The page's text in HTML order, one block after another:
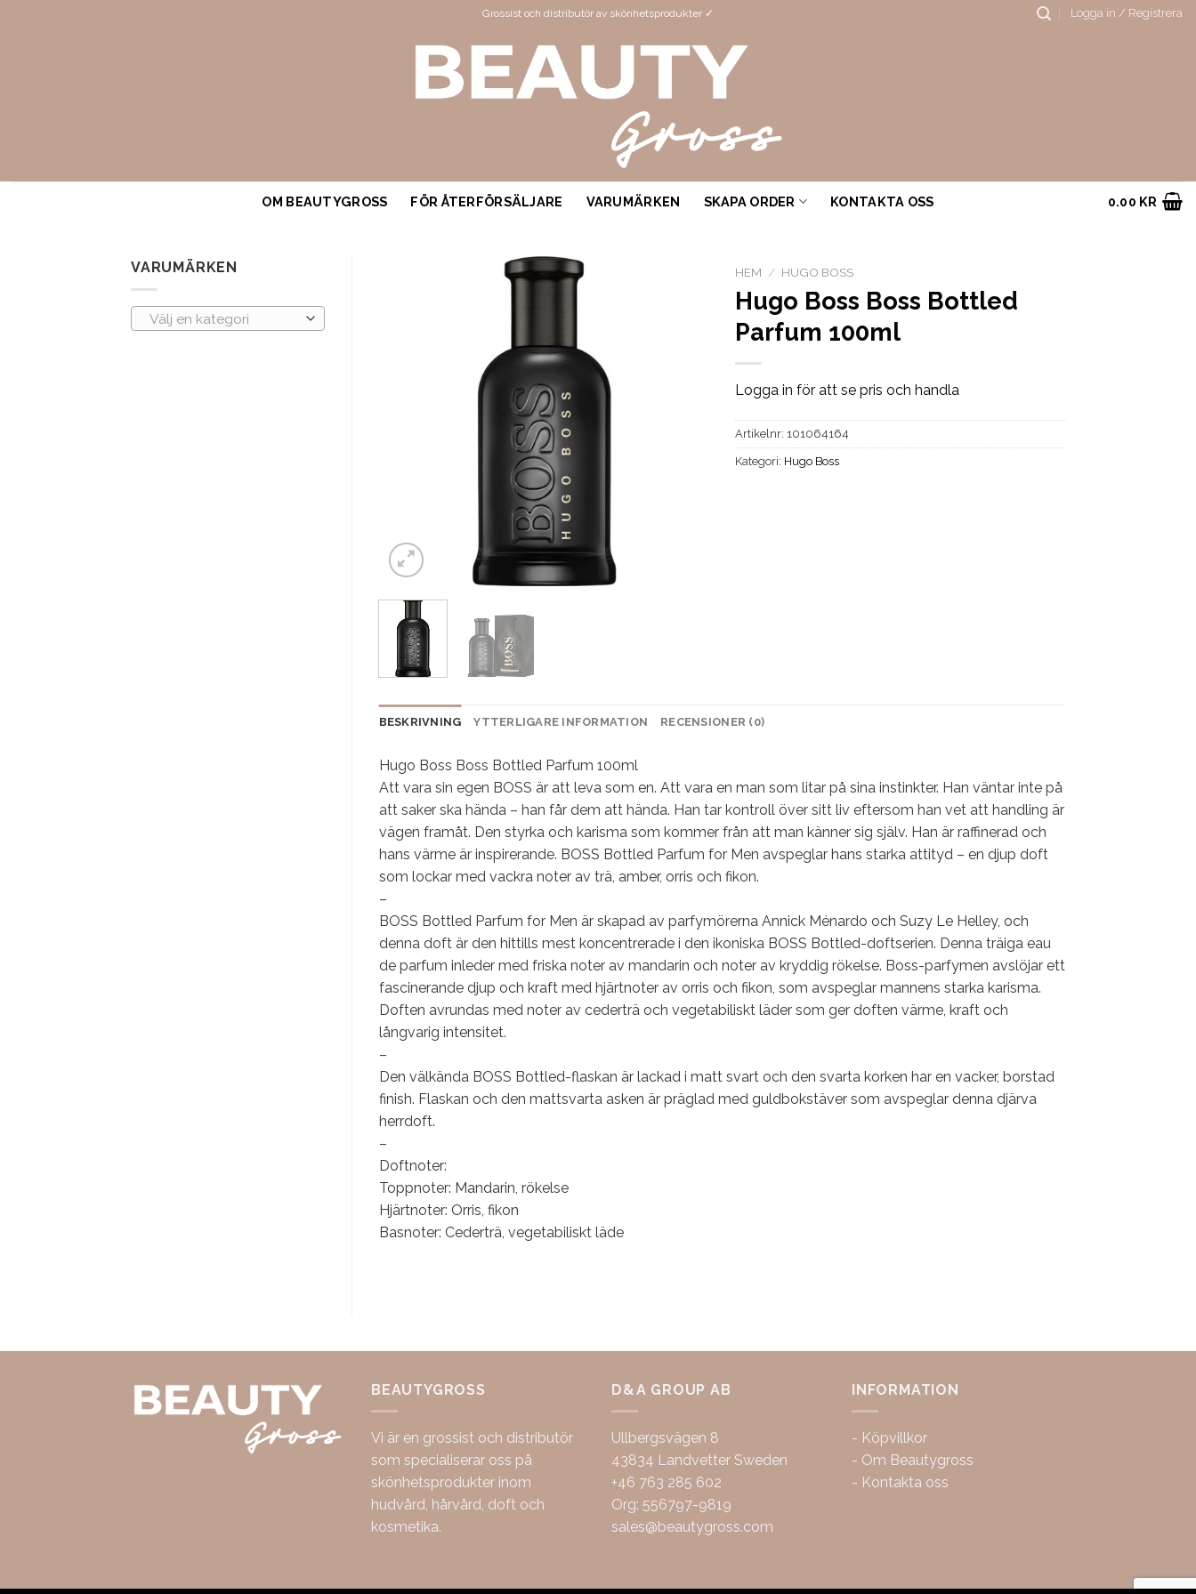
Grossist och distributör av skönhetsprodukter ✓ Logga in / Registrera
OM BEAUTYGROSS FÖR ÅTERFÖRSÄLJARE VARUMÄRKEN SKAPA ORDER KONTAKTA OSS 0.00 KR
VARUMÄRKEN
Välj en kategori
HEM / HUGO BOSS
Hugo Boss Boss Bottled
Parfum 100ml
Logga in för att se pris och handla
Artikelnr: 101064164
Kategori: Hugo Boss
BESKRIVNING YTTERLIGARE INFORMATION RECENSIONER (0)
Hugo Boss Boss Bottled Parfum 100ml
Att vara sin egen BOSS är att leva som en. Att vara en man som litar på sina instinkter. Han väntar inte på
att saker ska hända – han får dem att hända. Han tar kontroll över sitt liv eftersom han vet att handling är
vägen framåt. Den styrka och karisma som kommer från att man känner sig själv. Han är raffinerad och
hans värme är inspirerande. BOSS Bottled Parfum for Men avspeglar hans starka attityd – en djup doft
som lockar med vackra noter av trä, amber, orris och fikon.
–
BOSS Bottled Parfum for Men är skapad av parfymörerna Annick Ménardo och Suzy Le Helley, och
denna doft är den hittills mest koncentrerade i den ikoniska BOSS Bottled-doftserien. Denna träiga eau
de parfum inleder med friska noter av mandarin och noter av kryddig rökelse. Boss-parfymen avslöjar ett
fascinerande djup och kraft med hjärtnoter av orris och fikon, som avspeglar mannens starka karisma.
Doften avrundas med noter av cederträ och vegetabiliskt läder som ger doften värme, kraft och
långvarig intensitet.
–
Den välkända BOSS Bottled-flaskan är lackad i matt svart och den svarta korken har en vacker, borstad
finish. Flaskan och den mattsvarta asken är präglad med guldbokstäver som avspeglar denna djärva
herrdoft.
–
Doftnoter:
Toppnoter: Mandarin, rökelse
Hjärtnoter: Orris, fikon
Basnoter: Cederträ, vegetabiliskt läde
BEAUTYGROSS
Vi är en grossist och distributör
som specialiserar oss på
skönhetsprodukter inom
hudvård, hårvård, doft och
kosmetika.
D&A GROUP AB
Ullbergsvägen 8
43834 Landvetter Sweden
+46 763 285 602
Org: 556797-9819
sales@beautygross.com
INFORMATION
- Köpvillkor
- Om Beautygross
- Kontakta oss